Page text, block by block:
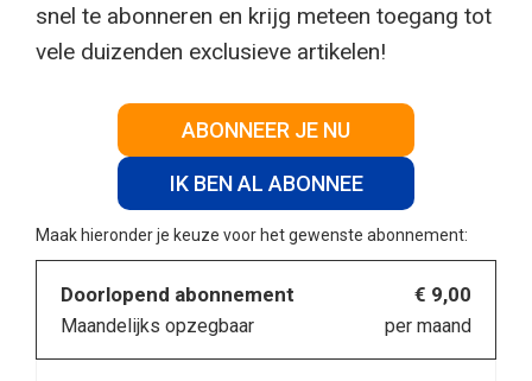
snel te abonneren en krijg meteen toegang tot
vele duizenden exclusieve artikelen!
ABONNEER JE NU
IK BEN AL ABONNEE
Maak hieronder je keuze voor het gewenste abonnement:
Doorlopend abonnement
Maandelijks opzegbaar
€ 9,00
per maand